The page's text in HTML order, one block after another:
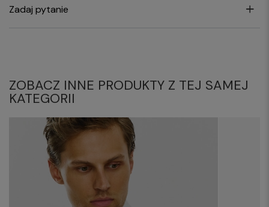
Zadaj pytanie
ZOBACZ INNE PRODUKTY Z TEJ SAMEJ
KATEGORII